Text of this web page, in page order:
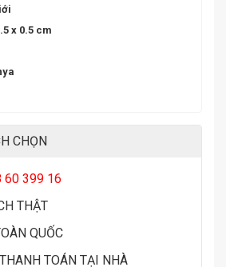
x 0.5 cm
CHỌN
60 399 16
THẬT
QUỐC
TOÁN TẠI NHÀ